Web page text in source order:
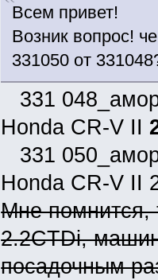
Всем привет!
Возник вопрос!
331050 от
331
Honda CR-V II
331
Honda CR-V II
Мне помнится,
2.2CTDi,
посадочным